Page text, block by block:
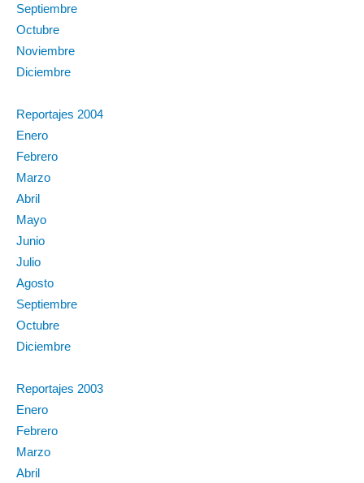
Septiembre
Octubre
Noviembre
Diciembre
Reportajes 2004
Enero
Febrero
Marzo
Abril
Mayo
Junio
Julio
Agosto
Septiembre
Octubre
Diciembre
Reportajes 2003
Enero
Febrero
Marzo
Abril